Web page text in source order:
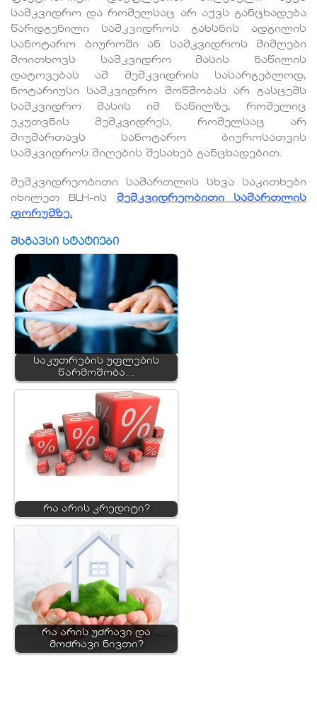
სამკვიდრო და რომელსაც არ აქვს განცხადება
წარდგენილი სამკვიდროს გახსნის ადგილის
სანოტარო ბიუროში ან სამკვიდროს მიმღები
მოითხოვს სამკვიდრო მასის ნაწილის
დატოვებას ამ მემკვიდრის სასარგებლოდ,
ნოტარიუსი სამკვიდრო მოწმობას არ გასცემს
სამკვიდრო მასის იმ ნაწილზე, რომელიც
ეკუთვნის მემკვიდრეს, რომელსაც არ
მიუმართავს სანოტარო ბიუროსათვის
სამკვიდროს მიღების შესახებ განცხადებით.
მემკვიდრეობითი სამართლის სხვა საკითხები
იხილეთ BLH-ის მემკვიდრეობითი სამართლის
ფორუმზე.
მსგავსი სტატიები
საკუთრების უფლების
წარმოშობა…
რა არის კრედიტი?
რა არის უძრავი და
მოძრავი ნივთი?